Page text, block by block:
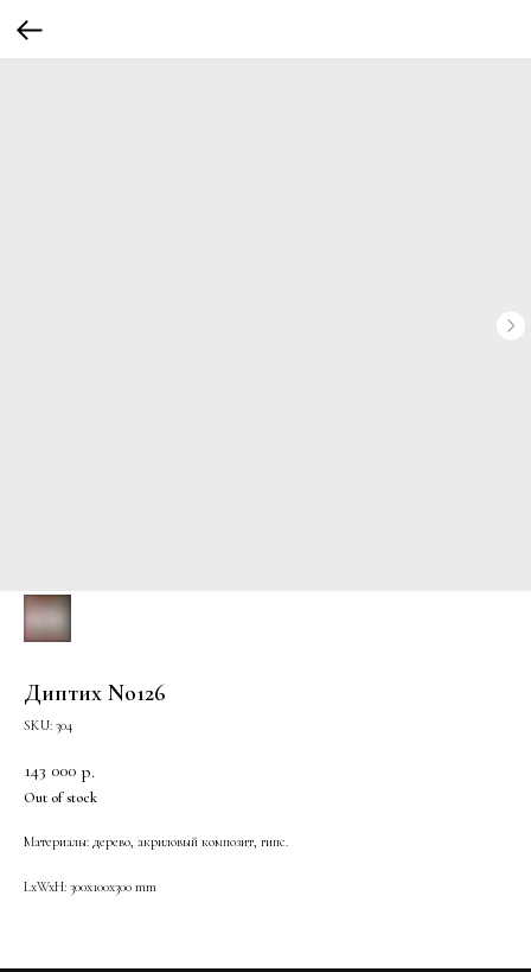
Диптих No126
SKU: 304
143 000 р.
Out of stock
Материалы: дерево, акриловый композит, гипс.
LxWxH: 300x100x300 mm